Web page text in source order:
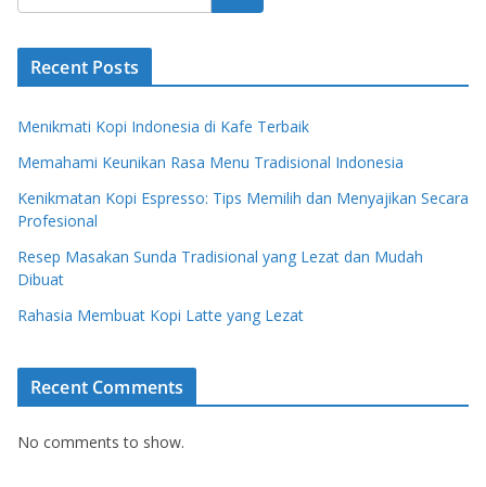
Recent Posts
Menikmati Kopi Indonesia di Kafe Terbaik
Memahami Keunikan Rasa Menu Tradisional Indonesia
Kenikmatan Kopi Espresso: Tips Memilih dan Menyajikan Secara
Profesional
Resep Masakan Sunda Tradisional yang Lezat dan Mudah
Dibuat
Rahasia Membuat Kopi Latte yang Lezat
Recent Comments
No comments to show.